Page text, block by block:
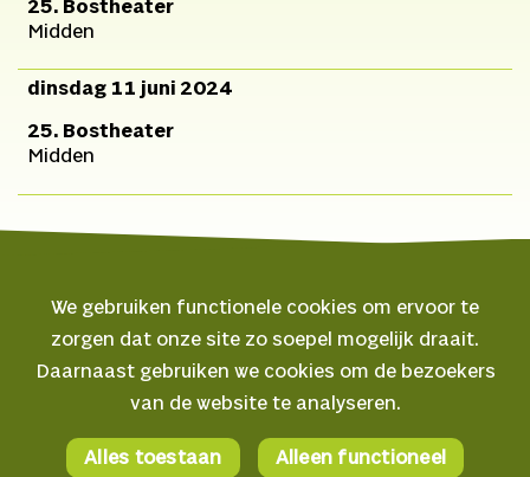
25. Bostheater
Midden
dinsdag 11 juni 2024
25. Bostheater
Midden
© 2026 Oerol
Algemene voorwaarden
Facebook
We gebruiken functionele cookies om ervoor te
zorgen dat onze site zo soepel mogelijk draait.
Daarnaast gebruiken we cookies om de bezoekers
van de website te analyseren.
Alles toestaan Alleen functioneel